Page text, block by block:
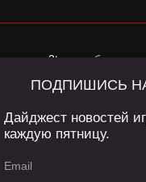
наapp2top.ru
Пользователей
Политике
ПОДПИШИСЬ
Дайджест новостей
каждую пятницу.